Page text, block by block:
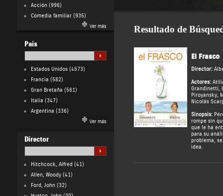
Acción(996)
Comedia familiar(935)
Ver más
País
Estados Unidos(4573)
Francia (582)
Gran Bretaña (561)
Italia (347)
Argentina (336)
Ver más
Director
Hitchcock, Alfred (41)
Allen, Woody(41)
Ford, John(32)
Resultado de
El Frasco
Director:
Actores:
Grandinetti,
Piroyansky,
Nicolás
Sinopsis:
rompe sin
que le ha
para su
problema,
idea.